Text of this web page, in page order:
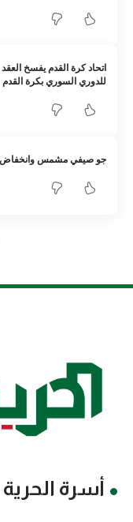
اتحاد كرة القدم يفسخ
للدوري السوري بكرة القدم
جو صيفي مشمس وانخفاض
أسرة الحرية